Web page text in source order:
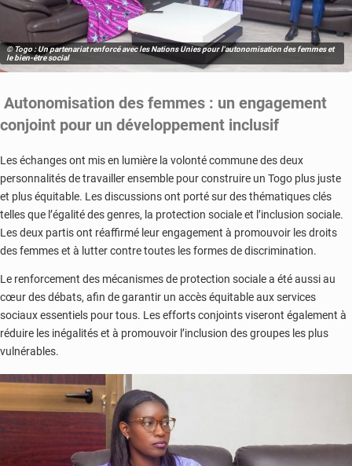
© Togo : Un partenariat renforcé avec les Nations Unies pour l'autonomisation des femmes et
le bien-être social
Autonomisation des femmes : un engagement
conjoint pour un développement inclusif
Les échanges ont mis en lumière la volonté commune des deux
personnalités de travailler ensemble pour construire un Togo plus juste
et plus équitable. Les discussions ont porté sur des thématiques clés
telles que l’égalité des genres, la protection sociale et l’inclusion sociale.
Les deux partis ont réaffirmé leur engagement à promouvoir les droits
des femmes et à lutter contre toutes les formes de discrimination.
Le renforcement des mécanismes de protection sociale a été aussi au
cœur des débats, afin de garantir un accès équitable aux services
sociaux essentiels pour tous. Les efforts conjoints viseront également à
réduire les inégalités et à promouvoir l’inclusion des groupes les plus
vulnérables.